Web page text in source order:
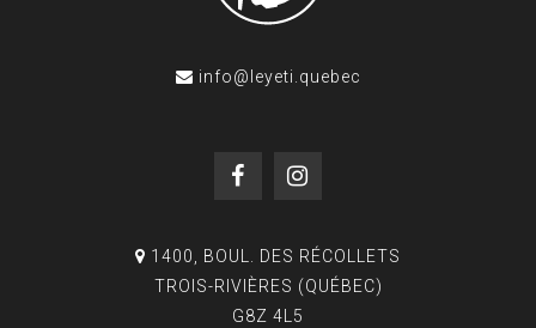
info@leyeti.quebec
1400, BOUL. DES RÉCOLLETS
TROIS-RIVIÈRES (QUÉBEC)
G8Z 4L5